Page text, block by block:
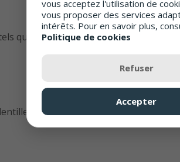
que :
de contact
vous acceptez l'utilisation de
vous proposer des services
intérêts. Pour en savoir plus,
Politique de cookies
Refuser
Accepter